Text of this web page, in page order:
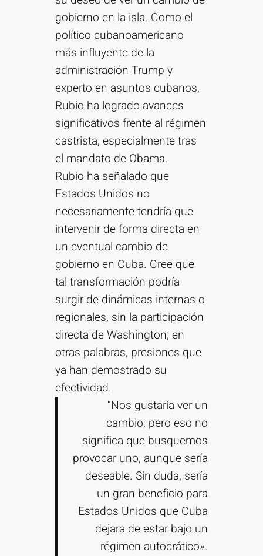
gobierno en la isla. Como el
político cubanoamericano
más influyente de la
administración Trump y
experto en asuntos cubanos,
Rubio ha logrado avances
significativos frente al régimen
castrista, especialmente tras
el mandato de Obama.
Rubio ha señalado que
Estados Unidos no
necesariamente tendría que
intervenir de forma directa en
un eventual cambio de
gobierno en Cuba. Cree que
tal transformación podría
surgir de dinámicas internas o
regionales, sin la participación
directa de Washington; en
otras palabras, presiones que
ya han demostrado su
efectividad.
“Nos gustaría ver un
cambio, pero eso no
significa que busquemos
provocar uno, aunque sería
deseable. Sin duda, sería
un gran beneficio para
Estados Unidos que Cuba
dejara de estar bajo un
régimen autocrático».